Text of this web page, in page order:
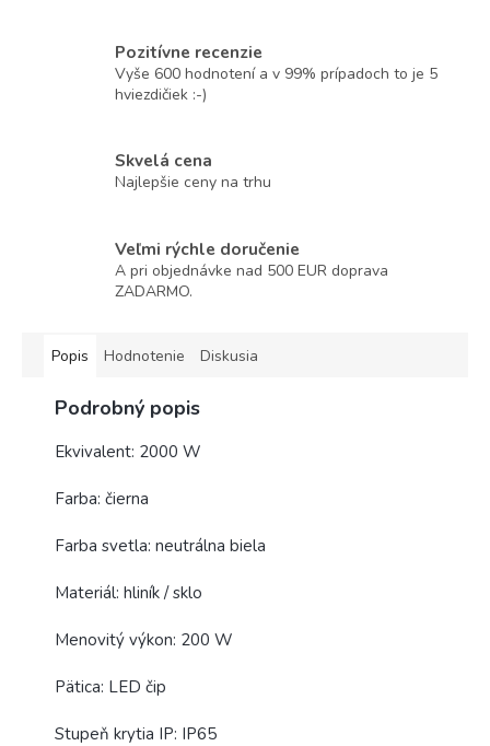
Pozitívne recenzie
Vyše 600 hodnotení a v 99% prípadoch to je 5
hviezdičiek :-)
Skvelá cena
Najlepšie ceny na trhu
Veľmi rýchle doručenie
A pri objednávke nad 500 EUR doprava
ZADARMO.
Popis Hodnotenie Diskusia
Podrobný popis
Ekvivalent: 2000 W
Farba: čierna
Farba svetla: neutrálna biela
Materiál: hliník / sklo
Menovitý výkon: 200 W
Pätica: LED čip
Stupeň krytia IP: IP65